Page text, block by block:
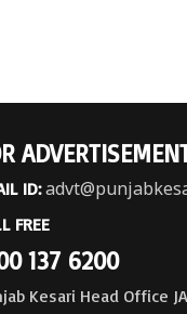
ID:
FREE
137 6200
Kesari Head Office